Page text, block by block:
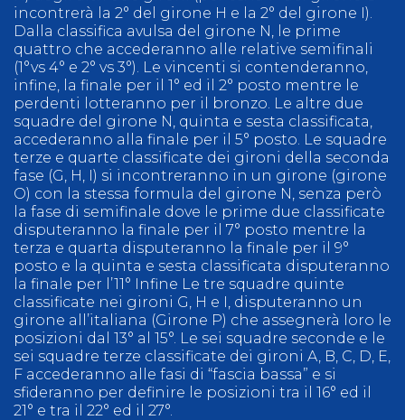
incontrerà la 2° del girone H e la 2° del girone I).
Dalla classifica avulsa del girone N, le prime
quattro che accederanno alle relative semifinali
(1°vs 4° e 2° vs 3°). Le vincenti si contenderanno,
infine, la finale per il 1° ed il 2° posto mentre le
perdenti lotteranno per il bronzo. Le altre due
squadre del girone N, quinta e sesta classificata,
accederanno alla finale per il 5° posto. Le squadre
terze e quarte classificate dei gironi della seconda
fase (G, H, I) si incontreranno in un girone (girone
O) con la stessa formula del girone N, senza però
la fase di semifinale dove le prime due classificate
disputeranno la finale per il 7° posto mentre la
terza e quarta disputeranno la finale per il 9°
posto e la quinta e sesta classificata disputeranno
la finale per l’11° Infine Le tre squadre quinte
classificate nei gironi G, H e I, disputeranno un
girone all’italiana (Girone P) che assegnerà loro le
posizioni dal 13° al 15°. Le sei squadre seconde e le
sei squadre terze classificate dei gironi A, B, C, D, E,
F accederanno alle fasi di “fascia bassa” e si
sfideranno per definire le posizioni tra il 16° ed il
21° e tra il 22° ed il 27°.